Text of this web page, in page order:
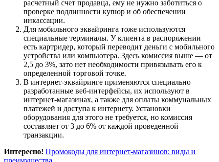
расчетный счет продавца, ему не нужно заботиться о
проверке подлинности купюр и об обеспечении
инкассации.
Для мобильного эквайринга тоже используются
специальные терминалы. У клиента в распоряжении
есть картридер, который переводит деньги с мобильного
устройства или компьютера. Здесь комиссия выше — от
2,5 до 3%, зато нет необходимости привязывать его к
определенной торговой точке.
В интернет-эквайринге применяются специально
разработанные веб-интерфейсы, их используют в
интернет-магазинах, а также для оплаты коммунальных
платежей и доступа к интернету. Установки
оборудования для этого не требуется, но комиссия
составляет от 3 до 6% от каждой проведенной
транзакции.
Интересно! Промокоды для интернет-магазинов: виды и